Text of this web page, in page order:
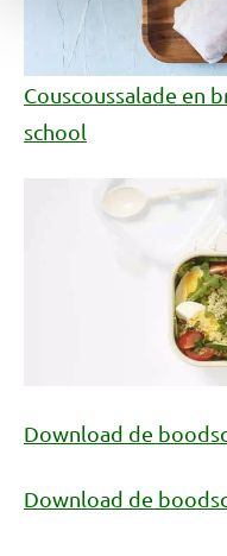
Couscoussalade en
school
Download de
Download de